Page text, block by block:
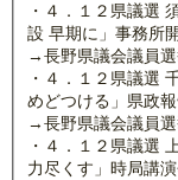
・４．１２県議選
設 早期に」事務所
→長野県議会議員
・４．１２県議選
めどつける」県政
→長野県議会議員
・４．１２県議選
力尽くす」時局講